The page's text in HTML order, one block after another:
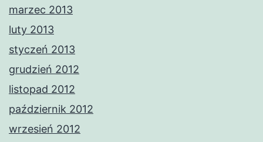
marzec 2013
luty 2013
styczeń 2013
grudzień 2012
listopad 2012
październik 2012
wrzesień 2012